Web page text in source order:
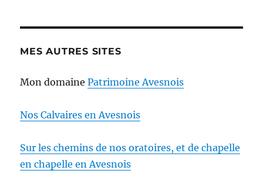
MES AUTRES SITES
Mon domainePatrimoine Avesnois
Nos Calvaires en Avesnois
Sur les chemins de nos oratoires, et de chapelle
en chapelle en Avesnois